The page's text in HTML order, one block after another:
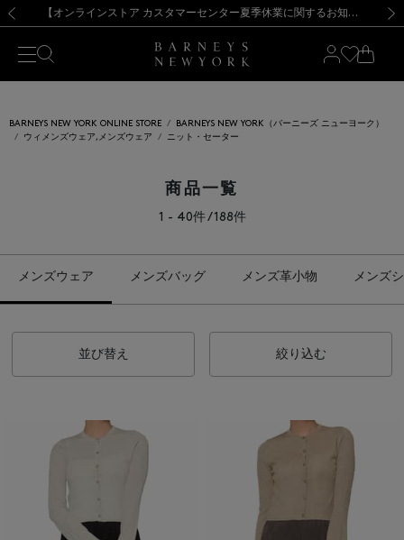
新規登録のお客様も対象！＜MY BARNEYS＞会員のお客様は11,000円（税込）以上のお買上げで常時送料無料！お買い物の際は会員登録を！
【夏季休業に伴う出荷一時停止のお知らせ】(2026.8.7) 【オンラインストア カスタマーセンター夏季休業に関するお知らせ】（2026.8.7）
【夏季休業に伴う返品・交換承り一時停止のお知らせ】（2026.8.5）
熊本県を中心とした地震の影響によるお荷物のお届けについて
【開催中】SUMMER SALEのご案内・ご注意事項 新規登録のお客様も対象！＜MY BARNEYS＞会員のお客様は11,000円（税込）以上のお買上げで常時送料無料！お買い物の際は会員登録を！
【夏季休業に伴う出荷一時停止のお知らせ】(2026.8.7)
BARNEYS NEW YORK ONLINE STORE
BARNEYS NEW YORK（バーニーズ ニューヨーク）
ウィメンズウェア,メンズウェア
ニット・セーター
商品一覧
1 - 40件 / 188件
メンズウェア メンズバッグ メンズ革小物 メンズ
並び替え 絞り込む